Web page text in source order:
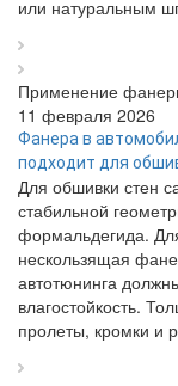
или натуральным
Применение
11 февраля 2026
Фанера в
подходит для
Для обшивки стен
стабильной
формальдегида.
нескользящая
автотюнинга
влагостойкость.
пролеты, кромки и